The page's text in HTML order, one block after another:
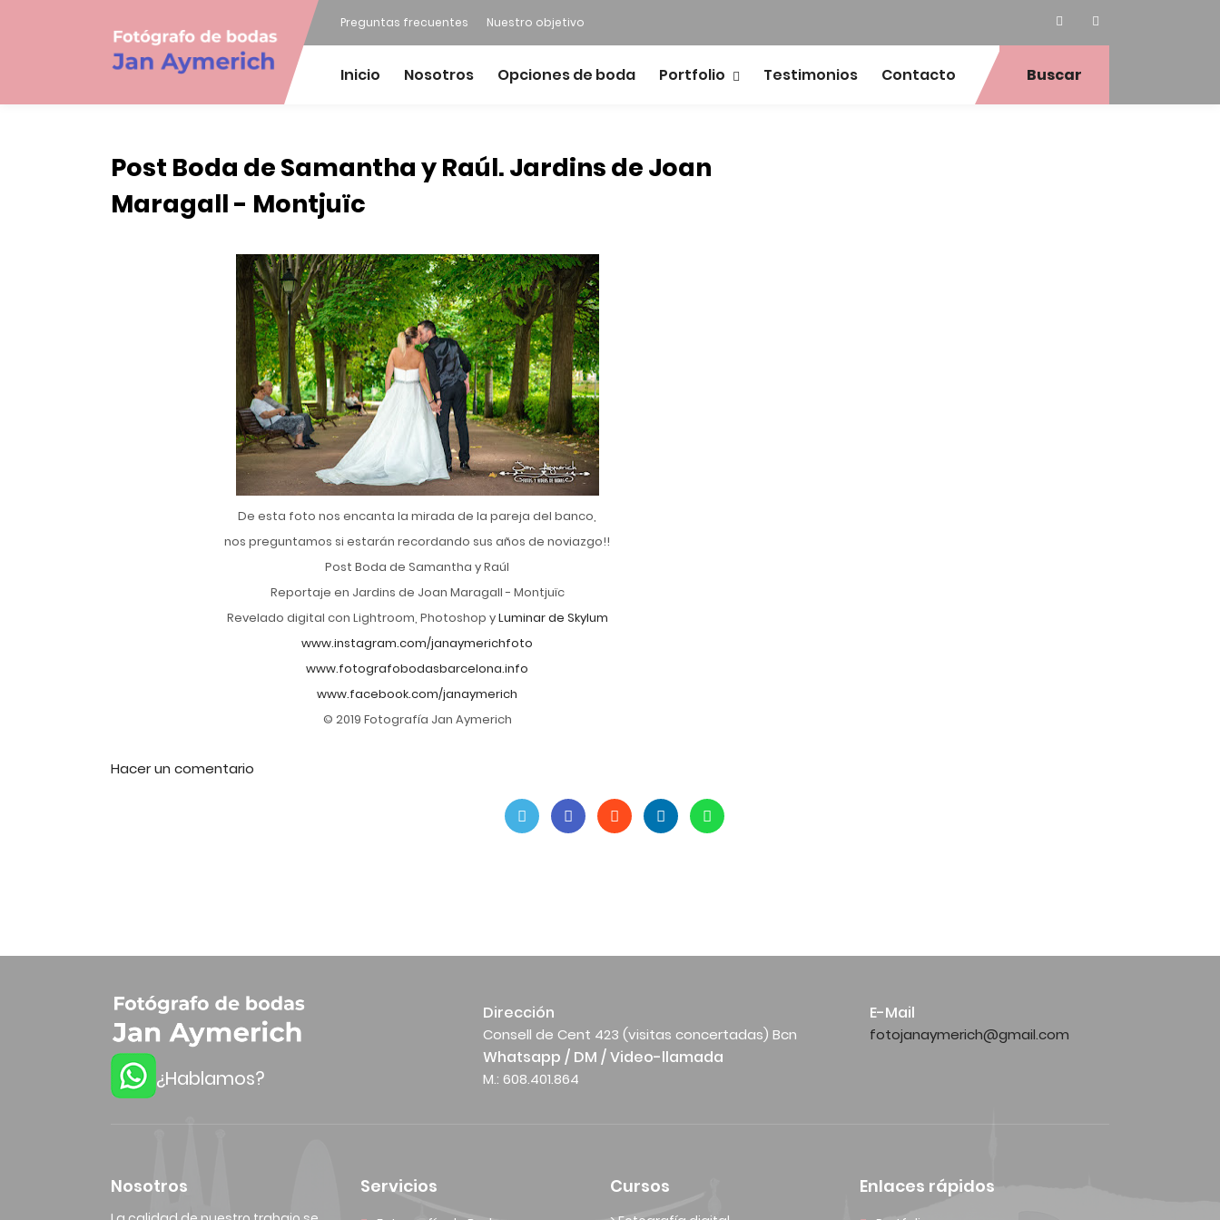
Preguntas frecuentes Nuestro objetivo
Inicio Nosotros Opciones de boda Portfolio Testimonios Contacto Buscar
Post Boda de Samantha y Raúl. Jardins de Joan
Maragall - Montjuïc
De esta foto nos encanta la mirada de la pareja del banco,
nos preguntamos si estarán recordando sus años de noviazgo!!
Post Boda de Samantha y Raúl
Reportaje en Jardins de Joan Maragall - Montjuïc
Revelado digital con Lightroom, Photoshop yLuminar de Skylum
www.instagram.com/janaymerichfoto
www.fotografobodasbarcelona.info
www.facebook.com/janaymerich
© 2019 Fotografía Jan Aymerich
Hacer un comentario
¿Hablamos?
Dirección
Consell de Cent 423 (visitas concertadas) Bcn
E-Mail
fotojanaymerich@gmail.com
Whatsapp / DM / Video-llamada
M.: 608.401.864
Nosotros Servicios Cursos Enlaces rápidos